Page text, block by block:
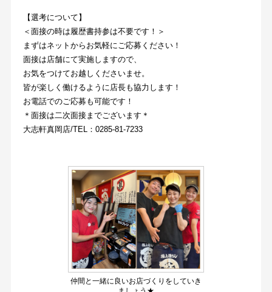
【選考について】
＜面接の時は履歴書持参は不要です！＞
まずはネットからお気軽にご応募ください！
面接は店舗にて実施しますので、
お気をつけてお越しくださいませ。
皆が楽しく働けるように店長も協力します！
お電話でのご応募も可能です！
＊面接は二次面接までございます＊
大志軒真岡店/TEL：0285-81-7233
仲間と一緒に良いお店づくりをしていき
ましょう★